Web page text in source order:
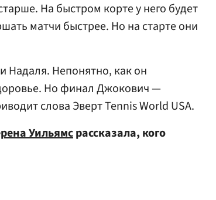
На быстром корте у него будет
матчи быстрее. Но на старте они
Надаля. Непонятно, как он
Но финал Джокович —
слова Эверт Tennis World USA.
Уильямсрассказала, кого